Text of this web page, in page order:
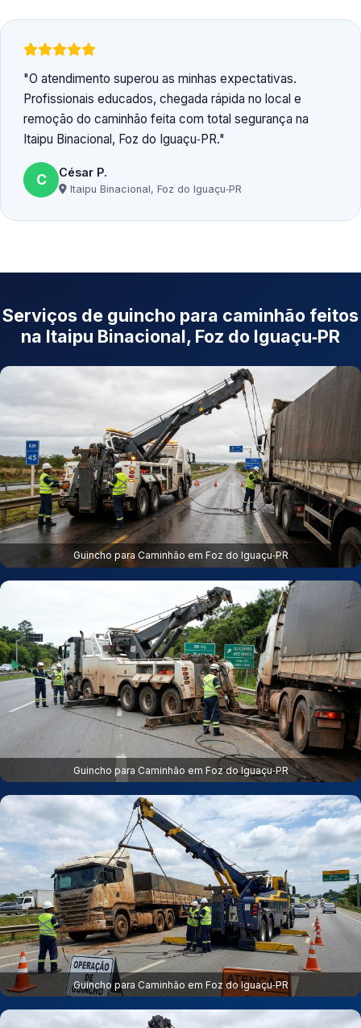
O atendimento superou as minhas expectativas.
Profissionais educados, chegada rápida no local e
remoção do caminhão feita com total segurança na
Itaipu Binacional, Foz do Iguaçu‑PR.
C César P.
Itaipu Binacional, Foz do Iguaçu‑PR
Serviços de guincho para caminhão feitos
na Itaipu Binacional, Foz do Iguaçu‑PR
Guincho para Caminhão em Foz do Iguaçu‑PR
Guincho para Caminhão em Foz do Iguaçu‑PR
Guincho para Caminhão em Foz do Iguaçu‑PR